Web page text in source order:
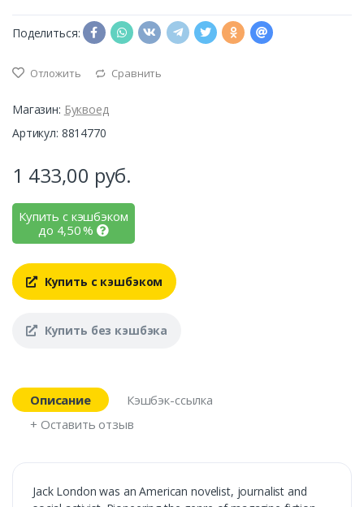
Поделиться:
Отложить Сравнить
Магазин: Буквоед
Артикул: 8814770
1 433,00 руб.
Купить с кэшбэком
до 4,50%
Купить с кэшбэком
Купить без кэшбэка
Описание
Кэшбэк-ссылка
+ Оставить отзыв
Jack London was an American novelist, journalist and